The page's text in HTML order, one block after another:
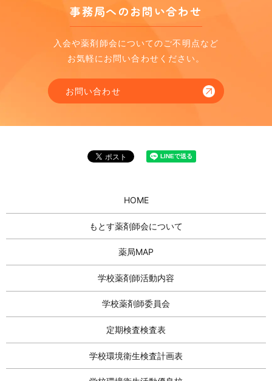
事務局へのお問い合わせ
入会や薬剤師会についてのご不明点など
お気軽にお問い合わせください。
お問い合わせ
HOME
もとす薬剤師会について
薬局MAP
学校薬剤師活動内容
学校薬剤師委員会
定期検査検査表
学校環境衛生検査計画表